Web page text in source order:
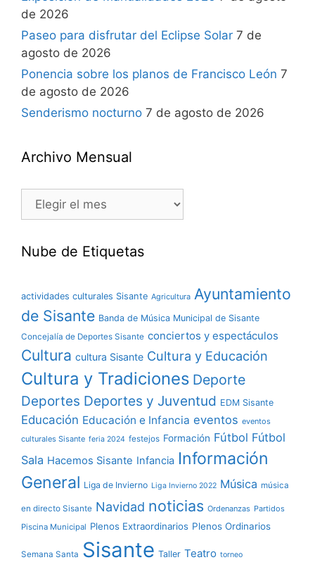
de 2026
Paseo para disfrutar del Eclipse Solar 7 de
agosto de 2026
Ponencia sobre los planos de Francisco León 7
de agosto de 2026
Senderismo nocturno 7 de agosto de 2026
Archivo Mensual
Nube de Etiquetas
actividades culturales Sisante Agricultura Ayuntamiento
de Sisante Banda de Música Municipal de Sisante
Concejalía de Deportes Sisante conciertos y espectáculos
Cultura cultura Sisante Cultura y Educación
Cultura y Tradiciones Deporte
Deportes Deportes y Juventud EDM Sisante
Educación Educación e Infancia eventos eventos
culturales Sisante feria 2024 festejos Formación Fútbol Fútbol
Sala Hacemos Sisante Infancia Información
General Liga de Invierno Liga Invierno 2022 Música música
en directo Sisante Navidad noticias Ordenanzas Partidos
Piscina Municipal Plenos Extraordinarios Plenos Ordinarios
Semana Santa Sisante Taller Teatro torneo